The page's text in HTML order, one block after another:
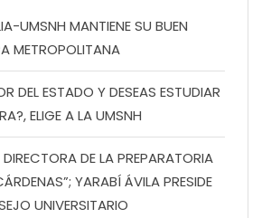
UMSNH MANTIENE SU BUEN
METROPOLITANA
DEL ESTADO Y DESEAS ESTUDIAR
ELIGE A LA UMSNH
DE LA PREPARATORIA
YARABÍ ÁVILA PRESIDE
UNIVERSITARIO